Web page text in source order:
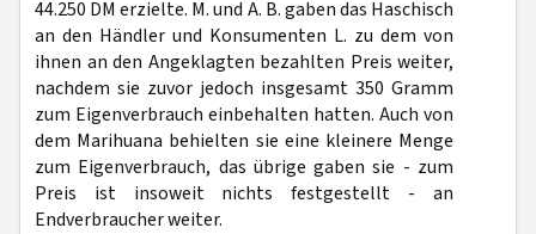
44.250 DM erzielte. M. und A. B. gaben das Haschisch
an den Händler und Konsumenten L. zu dem von
ihnen an den Angeklagten bezahlten Preis weiter,
nachdem sie zuvor jedoch insgesamt 350 Gramm
zum Eigenverbrauch einbehalten hatten. Auch von
dem Marihuana behielten sie eine kleinere Menge
zum Eigenverbrauch, das übrige gaben sie - zum
Preis ist insoweit nichts festgestellt - an
Endverbraucher weiter.